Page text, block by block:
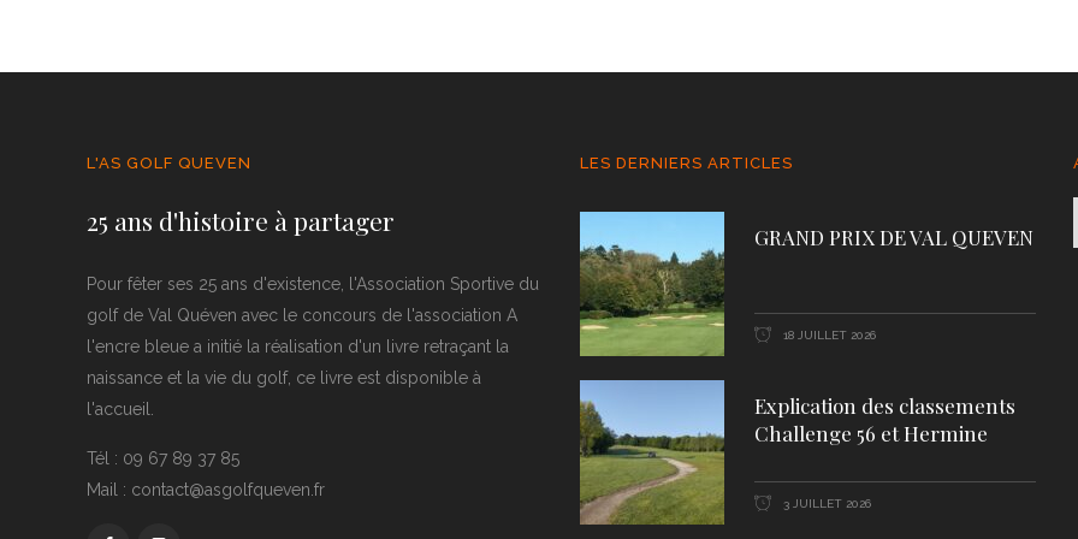
L'AS GOLF QUEVEN
25 ans d'histoire à partager
Pour fêter ses 25 ans d'existence, l'Association Sportive du
golf de Val Quéven avec le concours de l'association A
l'encre bleue a initié la réalisation d'un livre retraçant la
naissance et la vie du golf, ce livre est disponible à
l'accueil.
Tél : 09 67 89 37 85
Mail : contact@asgolfqueven.fr
LES DERNIERS ARTICLES
GRAND PRIX DE VAL QUEVEN
18 JUILLET 2026
Explication des classements
Challenge 56 et Hermine
3 JUILLET 2026